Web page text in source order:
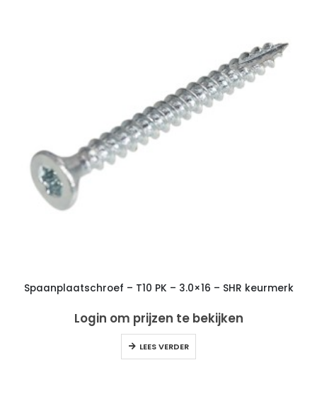
Spaanplaatschroef – T10 PK – 3.0×16 – SHR keurmerk
Login om prijzen te bekijken
LEES VERDER